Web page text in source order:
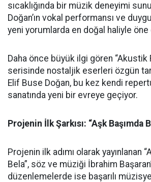
sıcaklığında bir müzik deneyimi
Doğan’ın vokal performansı ve
yeni yorumlarda en doğal haliyle öne
Daha önce büyük ilgi gören “Akustik
serisinde nostaljik eserleri özgün
Elif Buse Doğan, bu kez kendi
sanatında yeni bir evreye geçiyor.
Projenin İlk Şarkısı: “Aşk Başımda
Projenin ilk adımı olarak yayınlanan
Bela”, söz ve müziği İbrahim
düzenlemelerde ise başarılı